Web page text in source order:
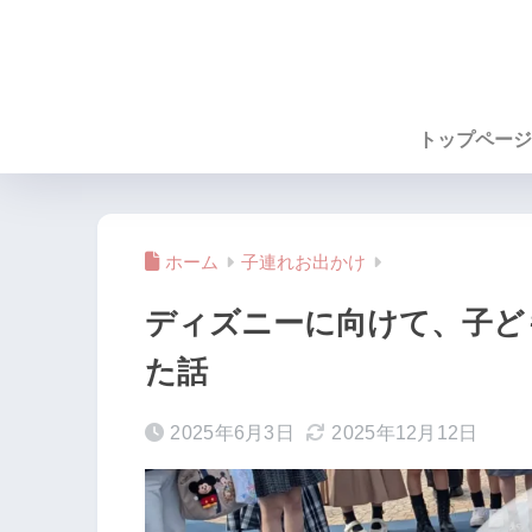
トップページ
ホーム 子連れお出かけ
ディズニーに向けて、子
た話
2025年6月3日 2025年12月12日